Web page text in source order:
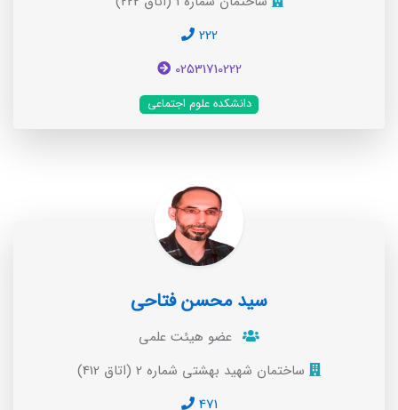
222
02531710222
دانشکده علوم اجتماعی
سید محسن فتاحی
عضو هیئت علمی
ساختمان شهید بهشتی شماره 2 (اتاق 412)
471